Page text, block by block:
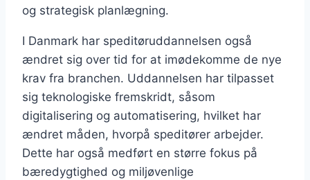
og strategisk planlægning.
I Danmark har speditøruddannelsen også
ændret sig over tid for at imødekomme de nye
krav fra branchen. Uddannelsen har tilpasset
sig teknologiske fremskridt, såsom
digitalisering og automatisering, hvilket har
ændret måden, hvorpå speditører arbejder.
Dette har også medført en større fokus på
bæredygtighed og miljøvenlige